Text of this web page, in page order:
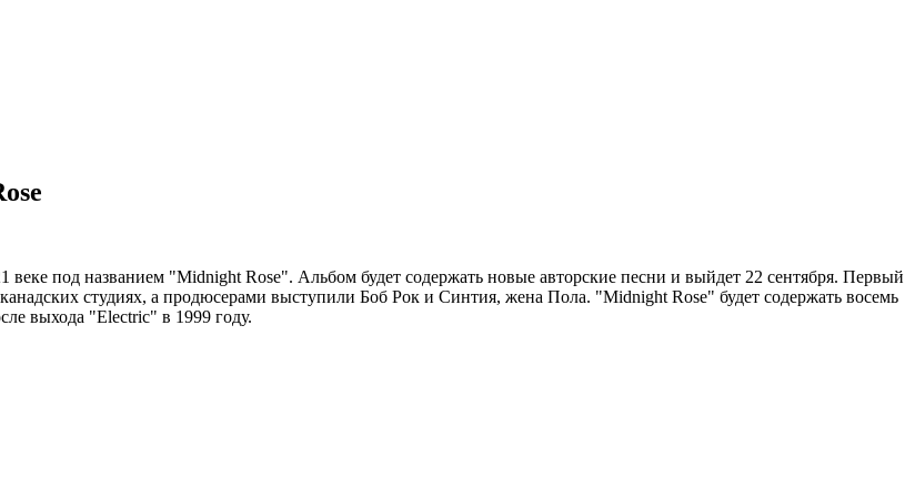
под названием "Midnight Rose". Альбом будет содержать новые авторские песни и выйдет 22 сентября. Первый
студиях, а продюсерами выступили Боб Рок и Синтия, жена Пола. "Midnight Rose" будет содержать восемь
выхода "Electric" в 1999 году.